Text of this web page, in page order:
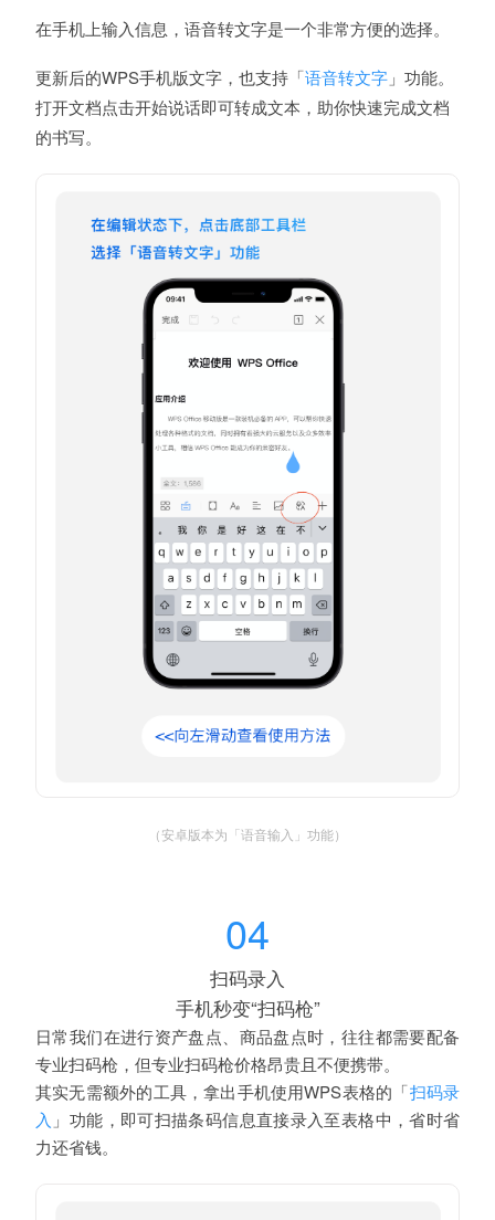
在手机上输入信息，语音转文字是一个非常方便的选择。
更新后的WPS手机版文字，也支持「语音转文字 」功能。
打开文档点击开始说话即可转成文本， 助你快速完成文档
的书写。
（安卓版本为「语音输入」功能）
04
扫码录入
手机秒变“扫码枪”
日常我们在进行资产盘点、商品盘点时，往往都需要配备
专业扫码枪，但专业扫码枪价格昂贵且不便携带。
其实无需额外的工具，拿出手机使用WPS表格的「扫码录
入 」功能，即可扫描条码信息直接录入至表格中，省时省
力还省钱。